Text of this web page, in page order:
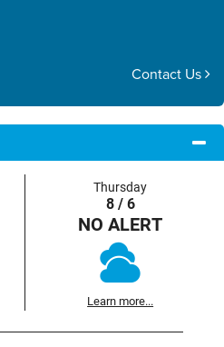
Contact Us
Thursday
8 / 6
NO ALERT
Learn more...